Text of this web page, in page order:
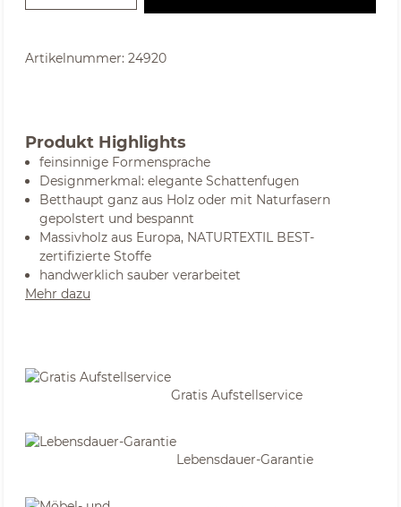
Artikelnummer: 24920
Produkt Highlights
feinsinnige Formensprache
Designmerkmal: elegante Schattenfugen
Betthaupt ganz aus Holz oder mit Naturfasern
gepolstert und bespannt
Massivholz aus Europa, NATURTEXTIL BEST-
zertifizierte Stoffe
handwerklich sauber verarbeitet
Mehr dazu
Gratis Aufstellservice
Lebensdauer-Garantie